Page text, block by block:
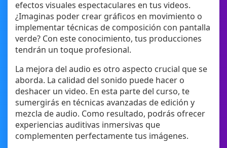
efectos visuales espectaculares en tus videos.
¿Imaginas poder crear gráficos en movimiento o
implementar técnicas de composición con pantalla
verde? Con este conocimiento, tus producciones
tendrán un toque profesional.
La mejora del audio es otro aspecto crucial que se
aborda. La calidad del sonido puede hacer o
deshacer un video. En esta parte del curso, te
sumergirás en técnicas avanzadas de edición y
mezcla de audio. Como resultado, podrás ofrecer
experiencias auditivas inmersivas que
complementen perfectamente tus imágenes.